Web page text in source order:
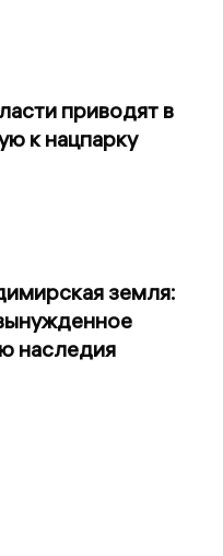
приводят в
к нацпарку
земля:
наследия